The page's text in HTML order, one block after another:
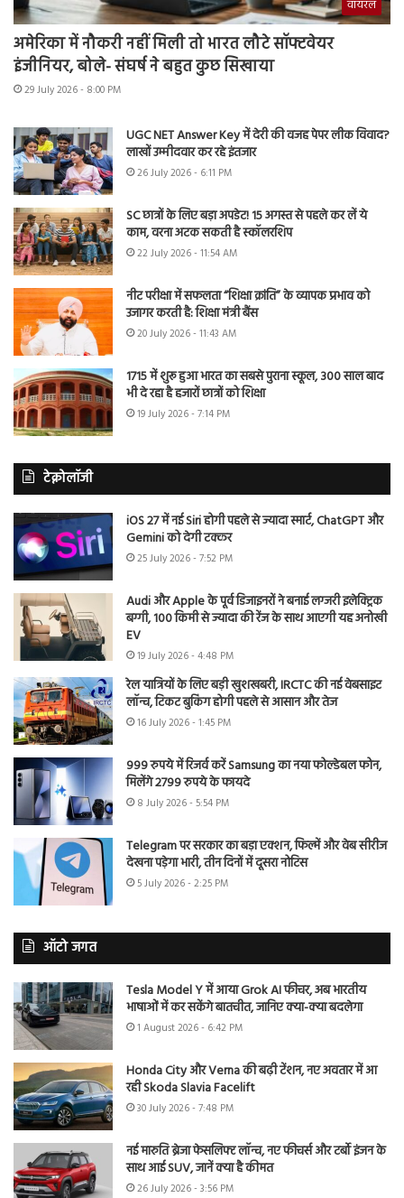
वायरल
अमेरिका में नौकरी नहीं मिली तो भारत लौटे सॉफ्टवेयर
इंजीनियर, बोले- संघर्ष ने बहुत कुछ सिखाया
29 July 2026 - 8:00 PM
UGC NET Answer Key में देरी की वजह पेपर लीक विवाद?
लाखों उम्मीदवार कर रहे इंतजार
26 July 2026 - 6:11 PM
SC छात्रों के लिए बड़ा अपडेट! 15 अगस्त से पहले कर लें ये
काम, वरना अटक सकती है स्कॉलरशिप
22 July 2026 - 11:54 AM
नीट परीक्षा में सफलता “शिक्षा क्रांति” के व्यापक प्रभाव को
उजागर करती है: शिक्षा मंत्री बैंस
20 July 2026 - 11:43 AM
1715 में शुरू हुआ भारत का सबसे पुराना स्कूल, 300 साल बाद
भी दे रहा है हजारों छात्रों को शिक्षा
19 July 2026 - 7:14 PM
टेक्नोलॉजी
iOS 27 में नई Siri होगी पहले से ज्यादा स्मार्ट, ChatGPT और
Gemini को देगी टक्कर
25 July 2026 - 7:52 PM
Audi और Apple के पूर्व डिजाइनरों ने बनाई लग्जरी इलेक्ट्रिक
बग्गी, 100 किमी से ज्यादा की रेंज के साथ आएगी यह अनोखी
EV
19 July 2026 - 4:48 PM
रेल यात्रियों के लिए बड़ी खुशखबरी, IRCTC की नई वेबसाइट
लॉन्च, टिकट बुकिंग होगी पहले से आसान और तेज
16 July 2026 - 1:45 PM
999 रुपये में रिजर्व करें Samsung का नया फोल्डेबल फोन,
मिलेंगे 2799 रुपये के फायदे
8 July 2026 - 5:54 PM
Telegram पर सरकार का बड़ा एक्शन, फिल्में और वेब सीरीज
देखना पड़ेगा भारी, तीन दिनों में दूसरा नोटिस
5 July 2026 - 2:25 PM
ऑटो जगत
Tesla Model Y में आया Grok AI फीचर, अब भारतीय
भाषाओं में कर सकेंगे बातचीत, जानिए क्या-क्या बदलेगा
1 August 2026 - 6:42 PM
Honda City और Verna की बढ़ी टेंशन, नए अवतार में आ
रही Skoda Slavia Facelift
30 July 2026 - 7:48 PM
नई मारुति ब्रेजा फेसलिफ्ट लॉन्च, नए फीचर्स और टर्बो इंजन के
साथ आई SUV, जानें क्या है कीमत
26 July 2026 - 3:56 PM